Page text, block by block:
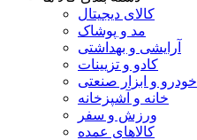
کالای دیجیتال
مد و پوشاک
آرایشی و بهداشتی
کادو و تزیینات
خودرو و ابزار صنعتی
خانه و آشپزخانه
ورزش و سفر
کالاهای عمده